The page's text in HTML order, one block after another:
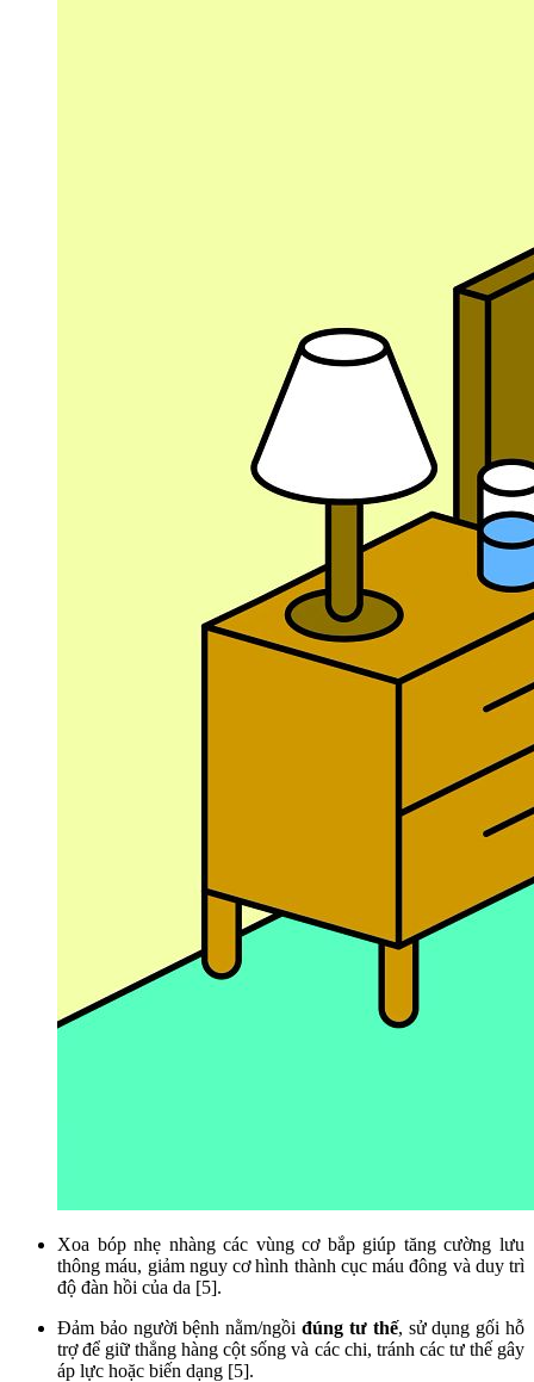
Xoa bóp nhẹ nhàng các vùng cơ bắp giúp tăng cường lưu
thông máu, giảm nguy cơ hình thành cục máu đông và duy trì
độ đàn hồi của da [5].
Đảm bảo người bệnh nằm/ngồiđúng tư thế, sử dụng gối hỗ
trợ để giữ thẳng hàng cột sống và các chi, tránh các tư thế gây
áp lực hoặc biến dạng [5].